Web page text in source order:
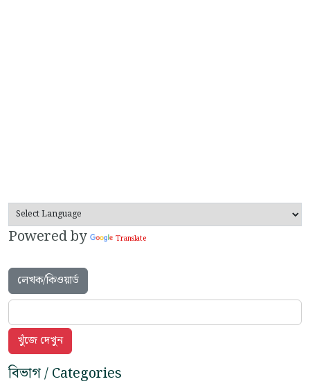
Powered by Translate
লেখক/কিওয়ার্ড
বিভাগ / Categories